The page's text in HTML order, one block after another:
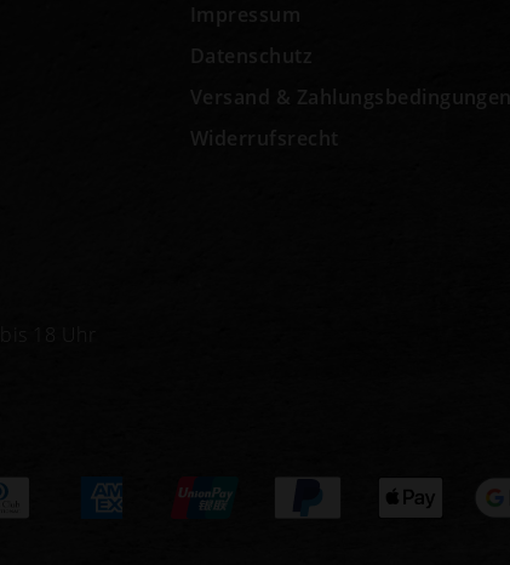
Impressum
Datenschutz
Versand & Zahlungsbedingungen
Widerrufsrecht